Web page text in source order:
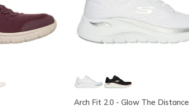
Arch Fit 2.0 - Glow The Distance